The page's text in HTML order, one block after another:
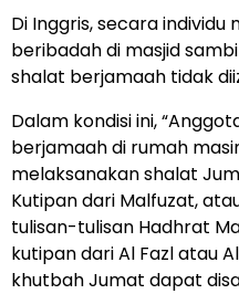
Di Inggris, secara
beribadah di masjid
shalat berjamaah tidak
Dalam kondisi ini,
berjamaah di rumah
melaksanakan shalat
Kutipan dari Malfuzat,
tulisan-tulisan Hadhrat
kutipan dari Al Fazl atau
khutbah Jumat dapat